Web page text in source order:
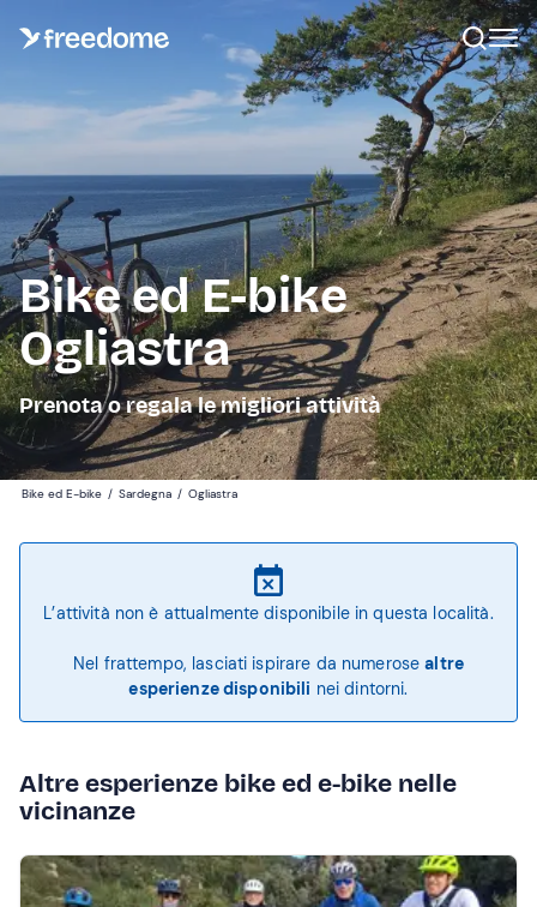
Bike ed E-bike
Ogliastra
Prenota o regala le migliori attività
Bike ed E-bike / Sardegna / Ogliastra
L’attività non è attualmente disponibile in questa località.
Nel frattempo, lasciati ispirare da numerosealtre
esperienze disponibili nei dintorni.
Altre esperienze bike ed e-bike nelle
vicinanze